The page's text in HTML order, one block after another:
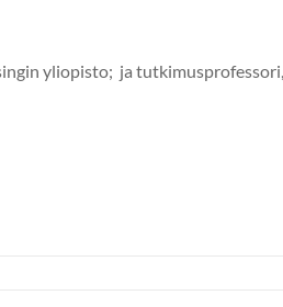
yliopisto; ja tutkimusprofessori,